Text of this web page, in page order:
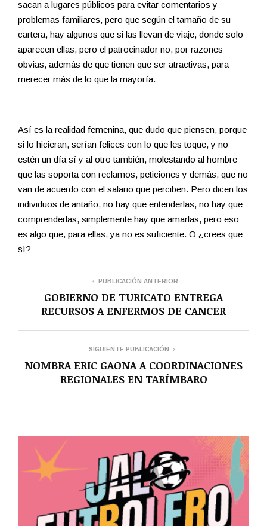
sacan a lugares públicos para evitar comentarios y
problemas familiares, pero que según el tamaño de su
cartera, hay algunos que si las llevan de viaje, donde solo
aparecen ellas, pero el patrocinador no, por razones
obvias, además de que tienen que ser atractivas, para
merecer más de lo que la mayoría.
Así es la realidad femenina, que dudo que piensen, porque
si lo hicieran, serían felices con lo que les toque, y no
estén un día sí y al otro también, molestando al hombre
que las soporta con reclamos, peticiones y demás, que no
van de acuerdo con el salario que perciben. Pero dicen los
individuos de antaño, no hay que entenderlas, no hay que
comprenderlas, simplemente hay que amarlas, pero eso
es algo que, para ellas, ya no es suficiente. O ¿crees que
sí?
PUBLICACIÓN ANTERIOR
GOBIERNO DE TURICATO ENTREGA
RECURSOS A ENFERMOS DE CANCER
SIGUIENTE PUBLICACIÓN
NOMBRA ERIC GAONA A COORDINACIONES
REGIONALES EN TARÍMBARO